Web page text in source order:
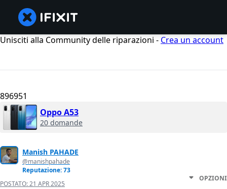
Unisciti alla Community delle riparazioni - Crea un account
896951
Oppo A53
20 domande
Manish PAHADE
@manishpahade
Reputazione: 73
POSTATO:21 APR 2025
OPZIONI